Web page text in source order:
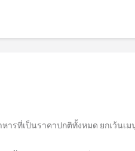
ารที่เป็นราคาปกติทั้งหมด ยกเว้นเม